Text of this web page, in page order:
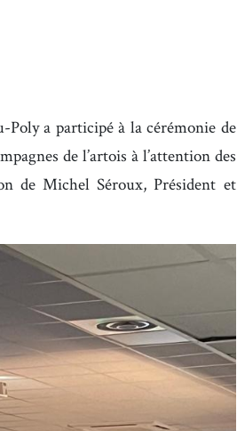
a participé à la cérémonie de
de l’artois à l’attention des
de Michel Séroux, Président et